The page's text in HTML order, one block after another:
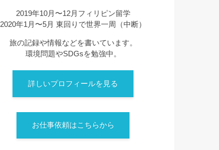
2019年10月〜12月フィリピン留学
2020年1月〜5月 東回りで世界一周（中断）
旅の記録や情報などを書いています。
環境問題やSDGsを勉強中。
詳しいプロフィールを見る
お仕事依頼はこちらから